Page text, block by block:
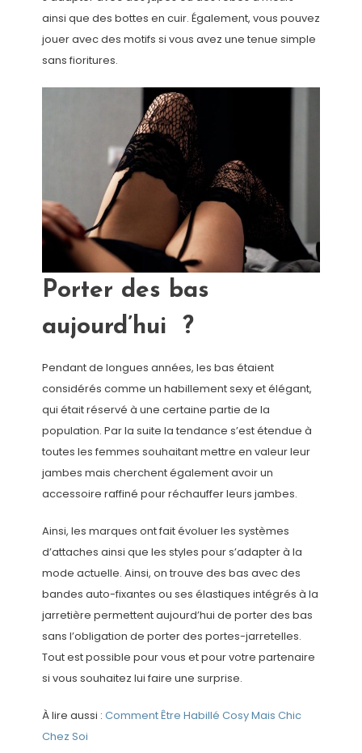
ainsi que des bottes en cuir. Également, vous pouvez
jouer avec des motifs si vous avez une tenue simple
sans fioritures.
Porter des bas
aujourd’hui ?
Pendant de longues années, les bas étaient
considérés comme un habillement sexy et élégant,
qui était réservé à une certaine partie de la
population. Par la suite la tendance s’est étendue à
toutes les femmes souhaitant mettre en valeur leur
jambes mais cherchent également avoir un
accessoire raffiné pour réchauffer leurs jambes.
Ainsi, les marques ont fait évoluer les systèmes
d’attaches ainsi que les styles pour s’adapter à la
mode actuelle. Ainsi, on trouve des bas avec des
bandes auto-fixantes ou ses élastiques intégrés à la
jarretière permettent aujourd’hui de porter des bas
sans l’obligation de porter des portes-jarretelles.
Tout est possible pour vous et pour votre partenaire
si vous souhaitez lui faire une surprise.
À lire aussi : Comment Être Habillé Cosy Mais Chic
Chez Soi